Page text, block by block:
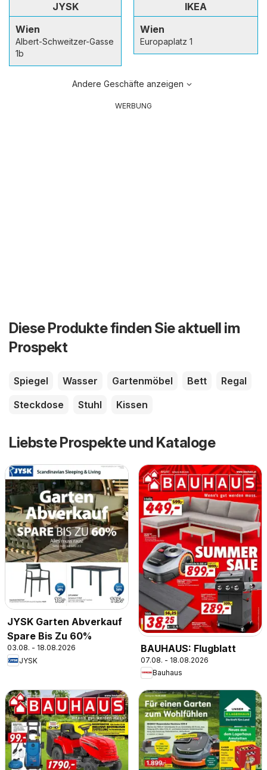
JYSK
Wien
Albert-Schweitzer-Gasse
1b
IKEA
Wien
Europaplatz 1
Andere Geschäfte anzeigen
WERBUNG
Diese Produkte finden Sie aktuell im
Prospekt
Spiegel Wasser Gartenmöbel Bett
Regal
Steckdose
Stuhl Kissen
Liebste Prospekte und Kataloge
JYSK Garten Abverkauf
Spare Bis Zu 60%
03.08. - 18.08.2026
JYSK
BAUHAUS: Flugblatt
07.08. - 18.08.2026
Bauhaus